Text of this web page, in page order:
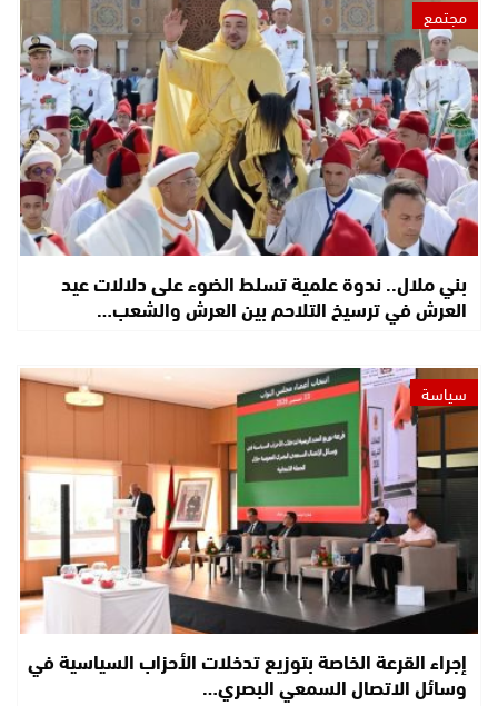
مجتمع
بني ملال.. ندوة علمية تسلط الضوء على دلالات عيد
العرش في ترسيخ التلاحم بين العرش والشعب…
سياسة
إجراء القرعة الخاصة بتوزيع تدخلات الأحزاب السياسية في
وسائل الاتصال السمعي البصري…